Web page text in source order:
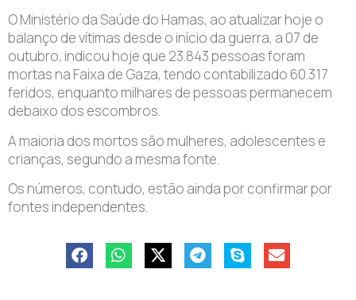
O Ministério da Saúde do Hamas, ao atualizar hoje o
balanço de vítimas desde o início da guerra, a 07 de
outubro, indicou hoje que 23.843 pessoas foram
mortas na Faixa de Gaza, tendo contabilizado 60.317
feridos, enquanto milhares de pessoas permanecem
debaixo dos escombros.
A maioria dos mortos são mulheres, adolescentes e
crianças, segundo a mesma fonte.
Os números, contudo, estão ainda por confirmar por
fontes independentes.